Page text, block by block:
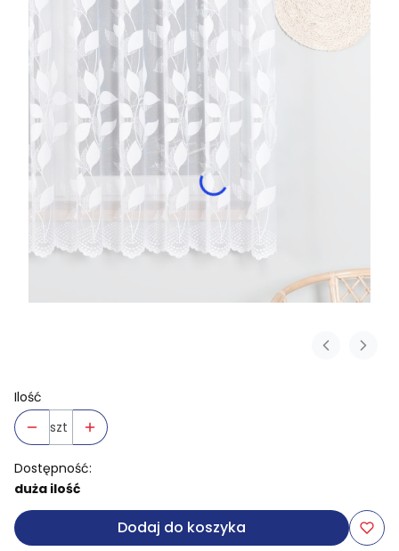
Ilość
szt
Dostępność:
duża ilość
Dodaj do koszyka